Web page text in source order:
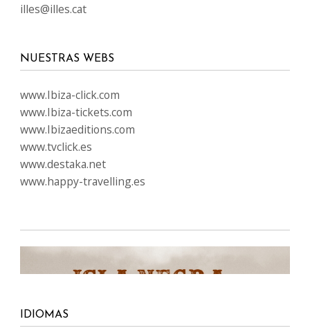
illes@illes.cat
NUESTRAS WEBS
www.Ibiza-click.com
www.Ibiza-tickets.com
www.Ibizaeditions.com
www.tvclick.es
www.destaka.net
www.happy-travelling.es
IDIOMAS